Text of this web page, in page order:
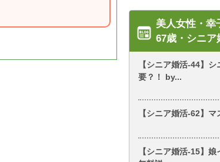
美人女性・幸
67歳・シニア
【シニア婚活-44】
要？！ by...
【シニア婚活-62】
【シニア婚活-15】